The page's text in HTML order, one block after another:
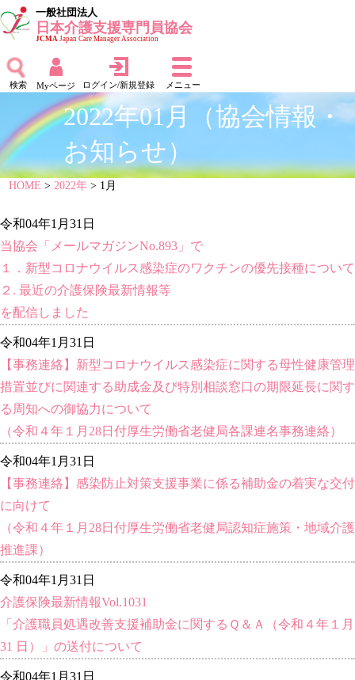
一般社団法人
日本介護支援専門員協会
JCMAJapan Care Manager Association
検索 Myページ ログイン/新規登録 メニュー
2022年01月（協会情報・
お知らせ）
HOME >2022年 > 1月
令和04年1月31日
当協会「メールマガジンNo.893」で
１．新型コロナウイルス感染症のワクチンの優先接種について
２. 最近の介護保険最新情報等
を配信しました
令和04年1月31日
【事務連絡】新型コロナウイルス感染症に関する母性健康管理
措置並びに関連する助成金及び特別相談窓口の期限延長に関す
る周知への御協力について
（令和４年１月28日付厚生労働省老健局各課連名事務連絡）
令和04年1月31日
【事務連絡】感染防止対策支援事業に係る補助金の着実な交付
に向けて
（令和４年１月28日付厚生労働省老健局認知症施策・地域介護
推進課）
令和04年1月31日
介護保険最新情報Vol.1031
「介護職員処遇改善支援補助金に関するＱ＆Ａ（令和４年１月
31 日）」の送付について
令和04年1月31日